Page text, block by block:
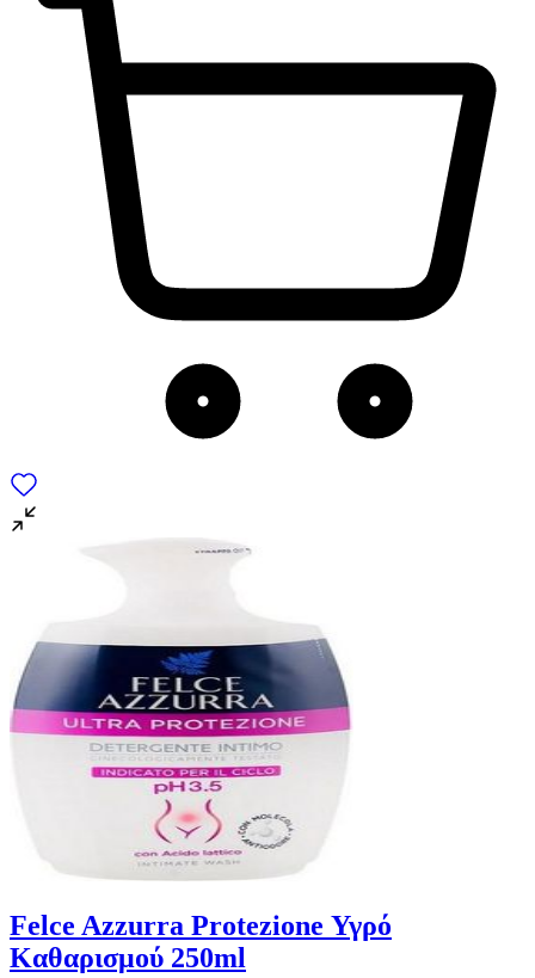
Felce Azzurra Protezione Υγρό
Καθαρισμού 250ml